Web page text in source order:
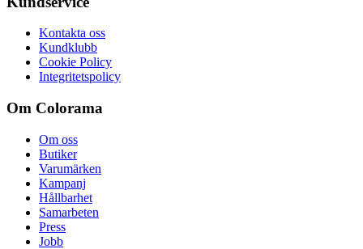
Kontakta oss
Kundklubb
Cookie Policy
Integritetspolicy
Om Colorama
Om oss
Butiker
Varumärken
Kampanj
Hållbarhet
Samarbeten
Press
Jobb